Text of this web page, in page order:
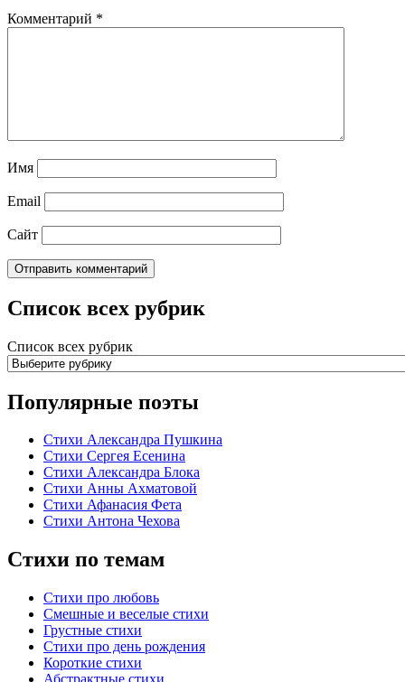
Комментарий *
Имя
Email
Сайт
Список всех рубрик
Список всех рубрик
Популярные поэты
Стихи Александра Пушкина
Стихи Сергея Есенина
Стихи Александра Блока
Стихи Анны Ахматовой
Стихи Афанасия Фета
Стихи Антона Чехова
Стихи по темам
Стихи про любовь
Смешные и веселые стихи
Грустные стихи
Стихи про день рождения
Короткие стихи